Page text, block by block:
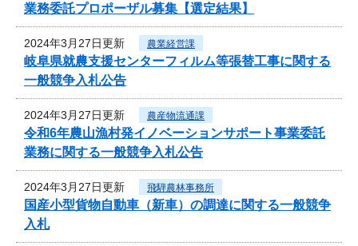
業務委託プロポーザル募集【選定結果】
2024年3月27日更新 農業経営課
岐阜県就農支援センターフィルム等張替工事に関する
一般競争入札公告
2024年3月27日更新 農産物流通課
令和6年農山漁村発イノベーションサポート事業委託
業務に関する一般競争入札公告
2024年3月27日更新 飛騨農林事務所
国産小型貨物自動車（新車）の調達に関する一般競争
入札